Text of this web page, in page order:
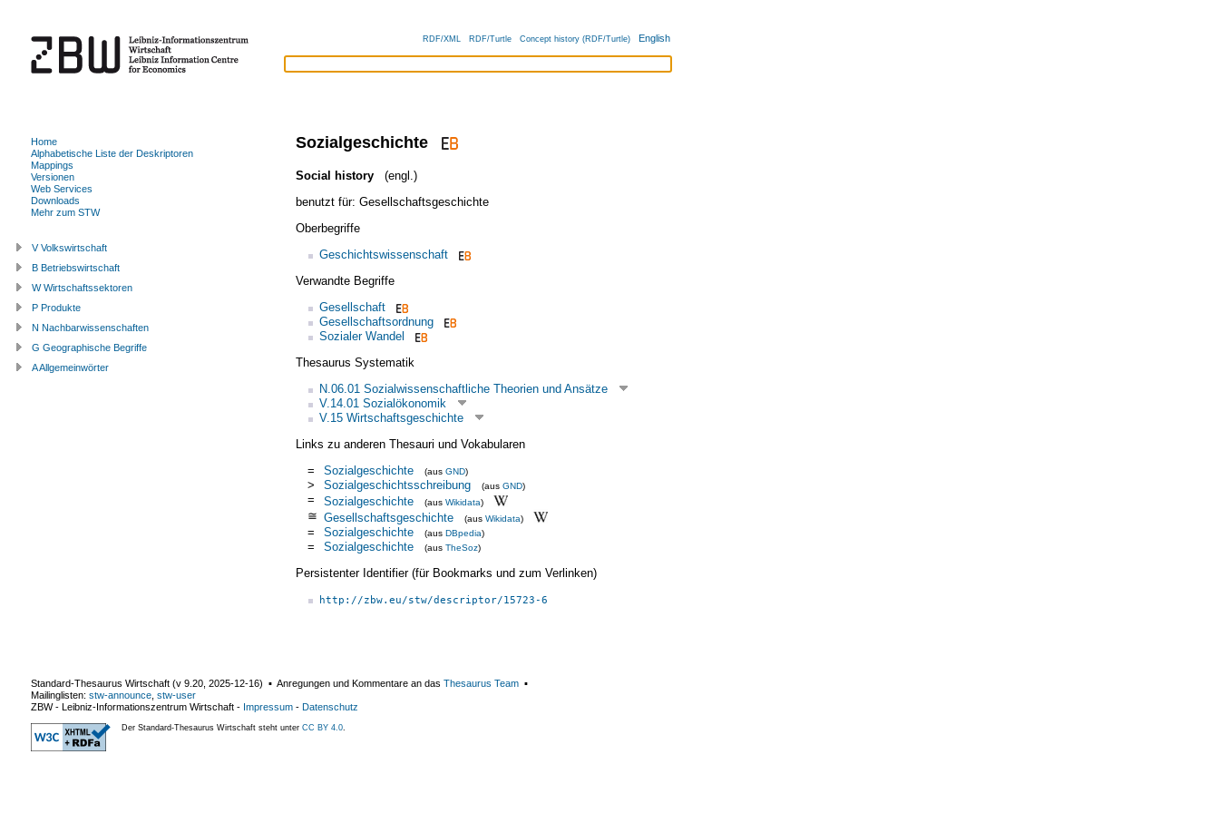
RDF/XML RDF/Turtle Concept history (RDF/Turtle) English
Sozialgeschichte
Social history
(engl.)
benutzt für: Gesellschaftsgeschichte
Oberbegriffe
Geschichtswissenschaft
Verwandte Begriffe
Gesellschaft
Gesellschaftsordnung
Sozialer Wandel
Thesaurus Systematik
N.06.01 Sozialwissenschaftliche Theorien und Ansätze
V.14.01 Sozialökonomik
V.15 Wirtschaftsgeschichte
Links zu anderen Thesauri und Vokabularen
=
Sozialgeschichte (aus GND)
> Sozialgeschichtsschreibung (aus GND)
= Sozialgeschichte (aus Wikidata)
≅ Gesellschaftsgeschichte (aus Wikidata)
= Sozialgeschichte (aus DBpedia)
= Sozialgeschichte (aus TheSoz)
Persistenter Identifier (für Bookmarks und zum Verlinken)
http://zbw.eu/stw/descriptor/15723-6
Home
Alphabetische Liste der Deskriptoren
Mappings
Versionen
Web Services
Downloads
Mehr zum STW
V Volkswirtschaft
B Betriebswirtschaft
W Wirtschaftssektoren
P Produkte
N Nachbarwissenschaften
G Geographische Begriffe
A Allgemeinwörter
Standard-Thesaurus Wirtschaft (v 9.20 2025-12-16) ▪ Anregungen und Kommentare an das Thesaurus Team ▪
Mailinglisten: stw-announce stw-user
ZBW - Leibniz-Informationszentrum Wirtschaft - Impressum - Datenschutz
Der Standard-Thesaurus Wirtschaft steht unter CC BY 4.0